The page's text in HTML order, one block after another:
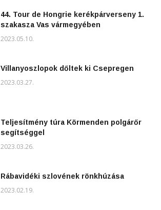
44. Tour de Hongrie kerékpárverseny 1.
szakasza Vas vármegyében
2023.05.10.
Villanyoszlopok dőltek ki Csepregen
2023.03.27.
Teljesítmény túra Körmenden polgárőr
segítséggel
2023.03.26.
Rábavidéki szlovének rönkhúzása
2023.02.19.